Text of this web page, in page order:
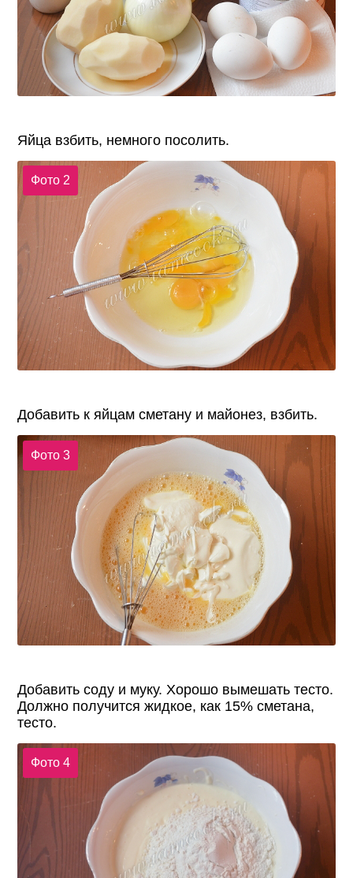
Яйца взбить, немного посолить.
Фото 2
Добавить к яйцам сметану и майонез, взбить.
Фото 3
Добавить соду и муку. Хорошо вымешать тесто.
Должно получится жидкое, как 15% сметана,
тесто.
Фото 4